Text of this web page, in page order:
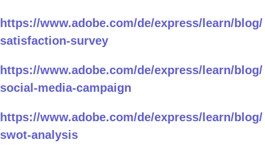
https://www.adobe.com/de/express/learn/blog/
satisfaction-survey
https://www.adobe.com/de/express/learn/blog/
social-media-campaign
https://www.adobe.com/de/express/learn/blog/
swot-analysis